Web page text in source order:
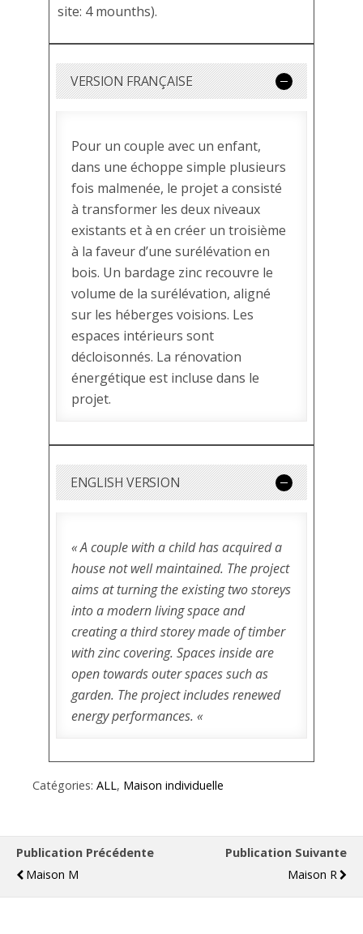
site: 4 mounths).
VERSION FRANÇAISE
Pour un couple avec un enfant,
dans une échoppe simple plusieurs
fois malmenée, le projet a consisté
à transformer les deux niveaux
existants et à en créer un troisième
à la faveur d’une surélévation en
bois. Un bardage zinc recouvre le
volume de la surélévation, aligné
sur les héberges voisions. Les
espaces intérieurs sont
décloisonnés. La rénovation
énergétique est incluse dans le
projet.
ENGLISH VERSION
« A couple with a child has acquired a
house not well maintained. The project
aims at turning the existing two storeys
into a modern living space and
creating a third storey made of timber
with zinc covering. Spaces inside are
open towards outer spaces such as
garden. The project includes renewed
energy performances. «
Catégories: ALL, Maison individuelle
Publication Précédente
Maison M
Publication Suivante
Maison R